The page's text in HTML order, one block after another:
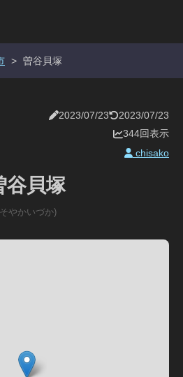
> 曽谷貝塚
2023/07/23
2023/07/23
344回表示
chisako
谷貝塚
やかいづか)